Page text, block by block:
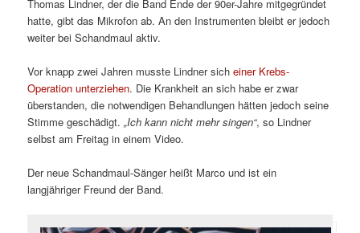
Thomas Lindner, der die Band Ende der 90er-Jahre mitgegründet
hatte, gibt das Mikrofon ab. An den Instrumenten bleibt er jedoch
weiter bei Schandmaul aktiv.
Vor knapp zwei Jahren musste Lindner sicheiner Krebs-
Operation unterziehen. Die Krankheit an sich habe er zwar
überstanden, die notwendigen Behandlungen hätten jedoch seine
Stimme geschädigt.„Ich kann nicht mehr singen“, so Lindner
selbst am Freitag in einem Video.
Der neue Schandmaul-Sänger heißt Marco und ist ein
langjähriger Freund der Band.